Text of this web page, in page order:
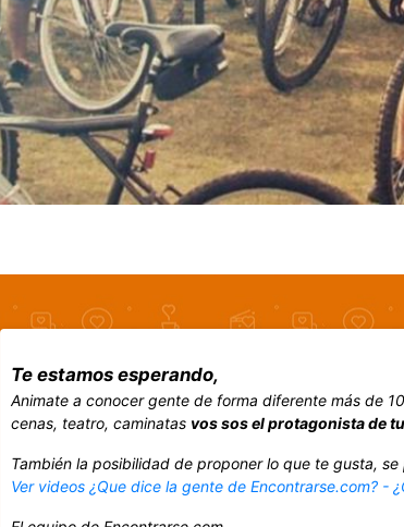
Te estamos esperando,
Animate a conocer gente de forma diferente más de
cenas, teatro, caminatas vos sos el protagonista de
También la posibilidad de proponer lo que te gusta,
Ver videos ¿Que dice la gente de Encontrarse.com? -